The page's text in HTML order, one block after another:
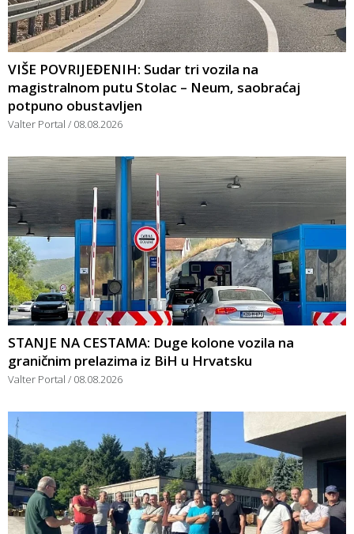
VIŠE POVRIJEĐENIH: Sudar tri vozila na
magistralnom putu Stolac – Neum, saobraćaj
potpuno obustavljen
Valter Portal 08.08.2026
STANJE NA CESTAMA: Duge kolone vozila na
graničnim prelazima iz BiH u Hrvatsku
Valter Portal 08.08.2026